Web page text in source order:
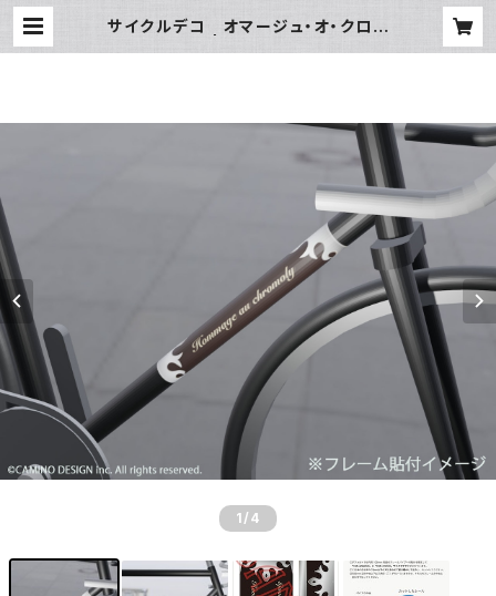
サイクルデコ オマージュ・オ・クロモ
1 /4